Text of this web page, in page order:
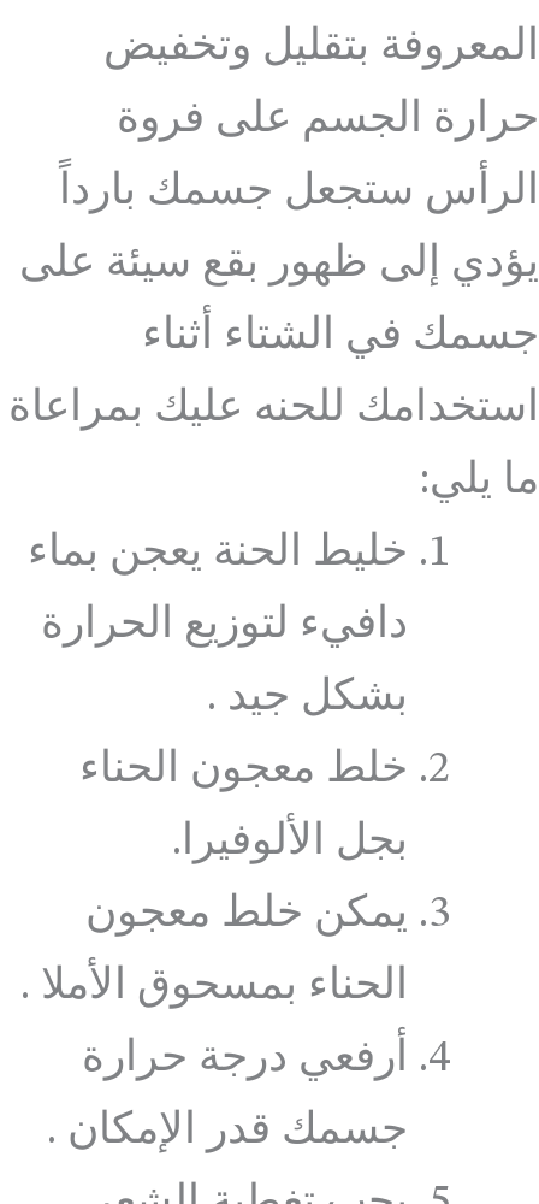
المعروفة بتقليل وتخفيض
حرارة الجسم على فروة
الرأس ستجعل جسمك بارداً
يؤدي إلى ظهور بقع سيئة على
جسمك في الشتاء أثناء
استخدامك للحنه عليك بمراعاة
ما يلي:
خليط الحنة يعجن بماء
دافيء لتوزيع الحرارة
بشكل جيد .
خلط معجون الحناء
بجل الألوفيرا.
يمكن خلط معجون
الحناء بمسحوق الأملا .
أرفعي درجة حرارة
جسمك قدر الإمكان .